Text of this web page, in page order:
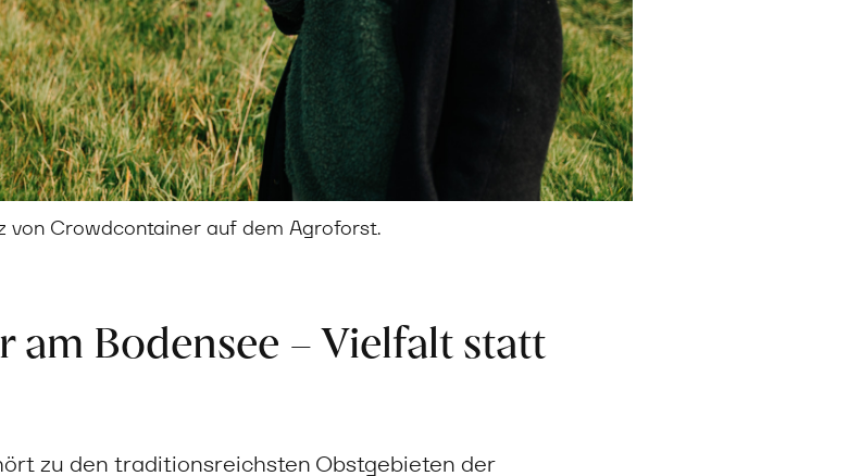
von Crowdcontainer auf dem Agroforst.
Bodensee – Vielfalt statt
zu den traditionsreichsten Obstgebieten der